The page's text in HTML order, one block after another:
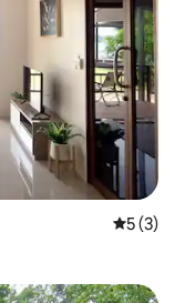
5 de
5 (3)